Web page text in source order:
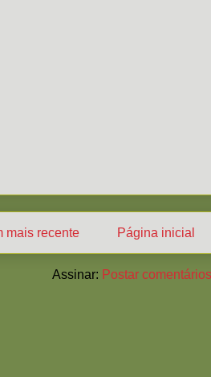
mais recente Página inicial
Assinar: Postar